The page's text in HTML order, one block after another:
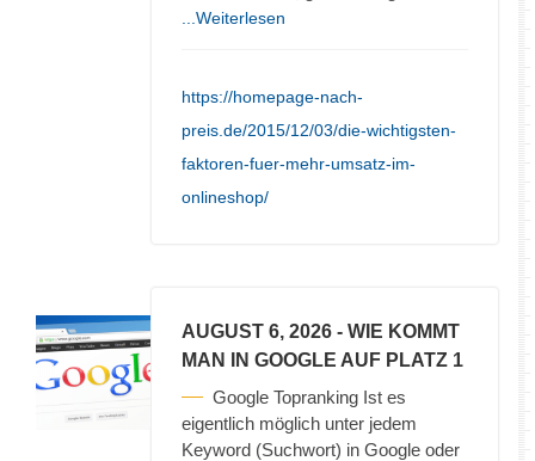
...Weiterlesen
https://homepage-nach-
preis.de/2015/12/03/die-wichtigsten-
faktoren-fuer-mehr-umsatz-im-
onlineshop/
AUGUST 6, 2026 - WIE KOMMT
MAN IN GOOGLE AUF PLATZ 1
Google Topranking Ist es
eigentlich möglich unter jedem
Keyword (Suchwort) in Google oder